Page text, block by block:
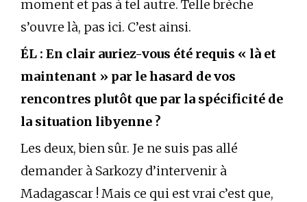
moment et pas à tel autre. Telle brèche
s’ouvre là, pas ici. C’est ainsi.
ÉL : En clair auriez-vous été requis « là et
maintenant » par le hasard de vos
rencontres plutôt que par la spécificité de
la situation libyenne ?
Les deux, bien sûr. Je ne suis pas allé
demander à Sarkozy d’intervenir à
Madagascar ! Mais ce qui est vrai c’est que,